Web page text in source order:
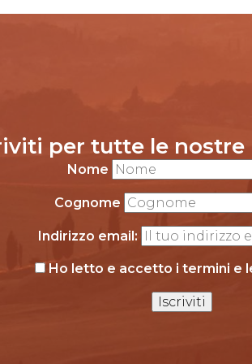
per tutte le
Nome
Cognome
Indirizzo email:
Ho letto e accetto i termini e